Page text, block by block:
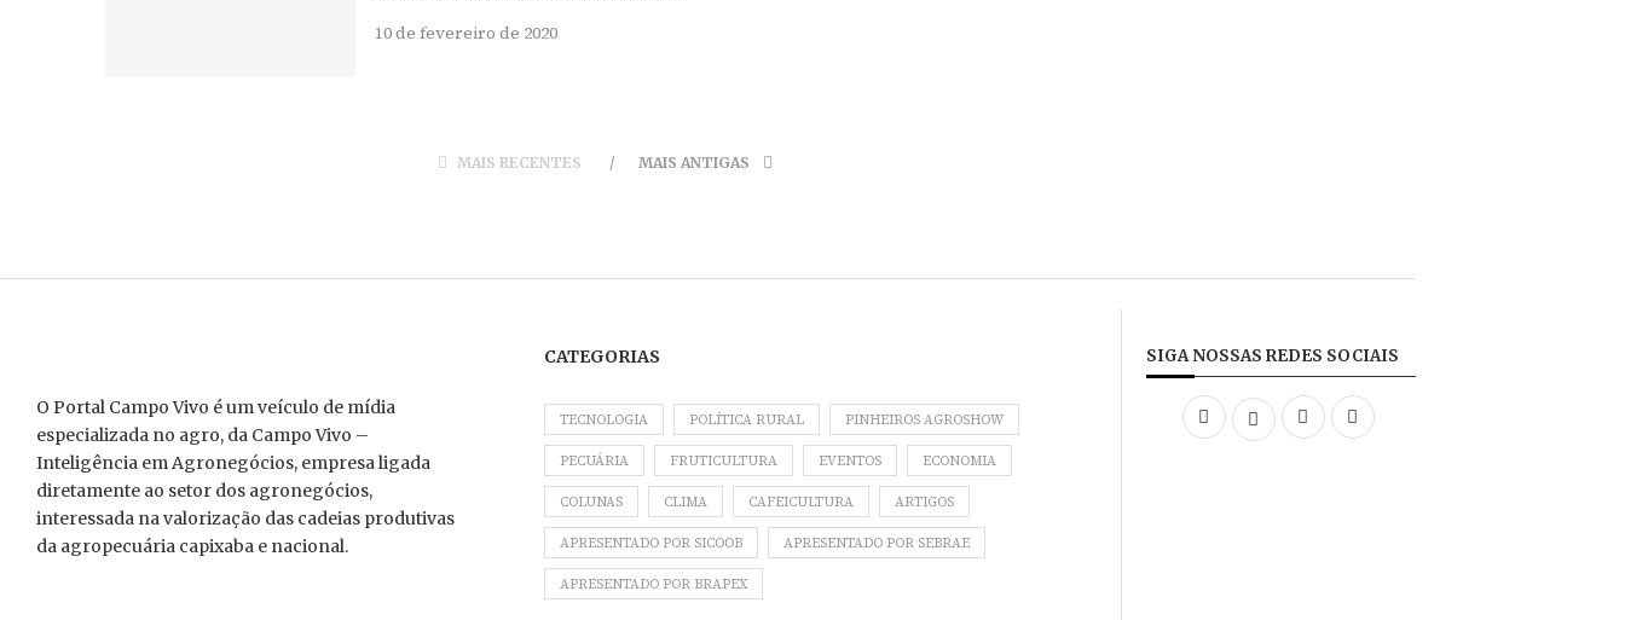
10 de fevereiro de 2020
MAIS RECENTES MAIS ANTIGAS
O Portal Campo Vivo é um veículo de mídia
especializada no agro, da Campo Vivo –
Inteligência em Agronegócios, empresa ligada
diretamente ao setor dos agronegócios,
interessada na valorização das cadeias produtivas
da agropecuária capixaba e nacional.
CATEGORIAS
TECNOLOGIA POLÍTICA RURAL PINHEIROS AGROSHOW
PECUÁRIA FRUTICULTURA EVENTOS ECONOMIA
COLUNAS CLIMA CAFEICULTURA ARTIGOS
APRESENTADO POR SICOOB APRESENTADO POR SEBRAE
APRESENTADO POR BRAPEX
SIGA NOSSAS REDES SOCIAIS